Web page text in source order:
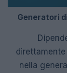
Generatori
nella